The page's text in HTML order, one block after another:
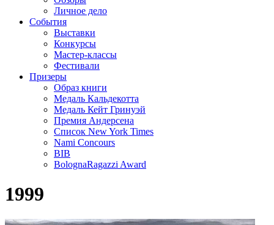
Личное дело
События
Выставки
Конкурсы
Мастер-классы
Фестивали
Призеры
Образ книги
Медаль Кальдекотта
Медаль Кейт Гринуэй
Премия Андерсена
Список New York Times
Nami Concours
BIB
BolognaRagazzi Award
1999